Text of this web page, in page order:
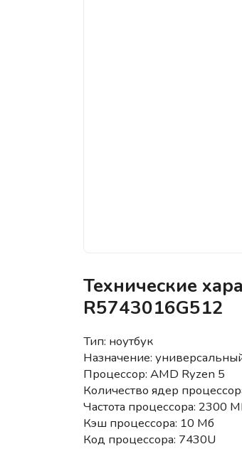
Технические
R5743016G512
Тип: ноутбук
Назначение:
Процессор: AMD Ryzen 5
Количество ядер
Частота процессора: 2300
Кэш процессора: 10 Мб
Код процессора: 7430U